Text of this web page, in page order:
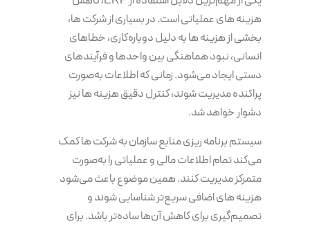
هزینه های عملیاتی است. در بسیاری از شرکت ها،
بخشی از هزینه ها به دلیل دوباره‌کاری، خطاهای
انسانی، نبود هماهنگی بین واحدها و فرآیندهای
دستی ایجاد می‌شود. زمانی که اطلاعات به‌صورت
پراکنده مدیریت شوند، کنترل دقیق هزینه ها نیز
دشوار خواهد شد.
سیستم برنامه‌ ریزی منابع سازمان به شرکت ها کمک
می‌کند تمام اطلاعات مالی و عملیاتی را به‌صورت
متمرکز مدیریت کنند. همین موضوع باعث می‌شود
هزینه های اضافی سریع‌تر شناسایی شوند و
تصمیم‌گیری برای کاهش آن‌ها ساده‌تر باشد. برای